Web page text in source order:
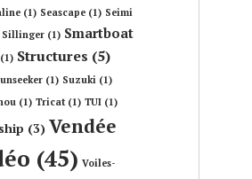
(1) Seascape (1) Seimi
Sillinger (1) Smartboat
(1) Structures (5)
(1) Suzuki (1)
(1) Tricat(1) TUI (1)
(3) Vendée
(45) Voiles-